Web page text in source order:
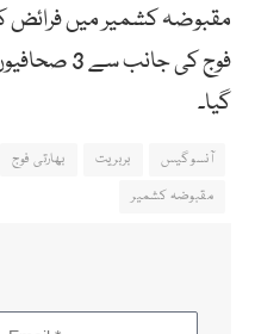
مقبوضہ کشمیر میں فرائض
فوج کی
گیا۔
آنسو گیس بربریت بھارتی فوج
مقبوضہ کشمیر